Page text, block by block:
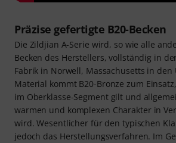
Präzise gefertigte B20-Becken
Die Zildjian A-Serie wird, so wie alle
Becken des Herstellers, vollständig in
Fabrik in Norwell, Massachusetts in den
Material kommt B20-Bronze zum
im Oberklasse-Segment gilt und
warmen und komplexen Charakter in
wird. Wesentlicher für den typischen
jedoch das Herstellungsverfahren. Im